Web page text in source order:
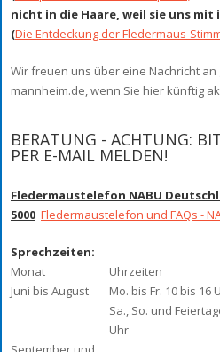
nicht in die Haare, weil sie uns
(Die Entdeckung der Fledermaus-
Wir freuen uns über eine Nachricht
mannheim.de, wenn Sie hier künftig
BERATUNG - ACHTUNG:
PER E-MAIL MELDEN!
Fledermaustelefon NABU
5000 Fledermaustelefon und FAQs -
Sprechzeiten:
Monat
Uhrzeiten
Juni bis August
Mo. bis Fr. 10 bis 16
Sa., So. und
Uhr